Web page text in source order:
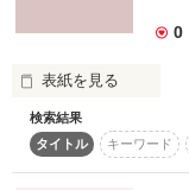
******************
君にただ一言
そういえば伝わると
思っていたんだ…
******************
0
表紙を見る
ホラーに挑戦!!
検索結果
タイトル
キーワード